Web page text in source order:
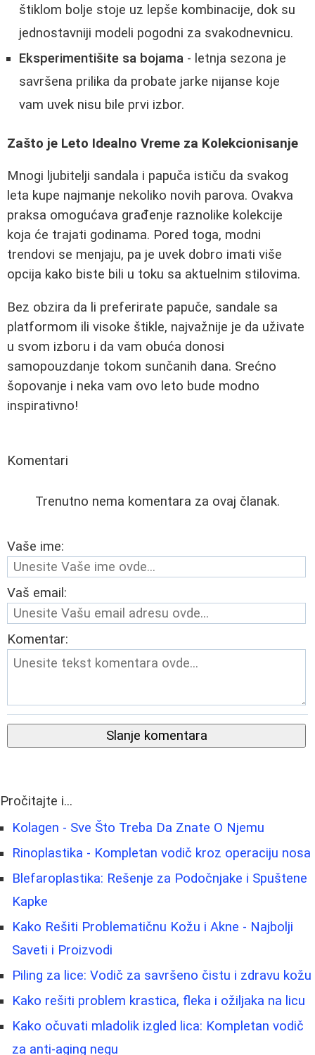
štiklom bolje stoje uz lepše kombinacije, dok su
jednostavniji modeli pogodni za svakodnevnicu.
Eksperimentišite sa bojama - letnja sezona je
savršena prilika da probate jarke nijanse koje
vam uvek nisu bile prvi izbor.
Zašto je Leto Idealno Vreme za Kolekcionisanje
Mnogi ljubitelji sandala i papuča ističu da svakog
leta kupe najmanje nekoliko novih parova. Ovakva
praksa omogućava građenje raznolike kolekcije
koja će trajati godinama. Pored toga, modni
trendovi se menjaju, pa je uvek dobro imati više
opcija kako biste bili u toku sa aktuelnim stilovima.
Bez obzira da li preferirate papuče, sandale sa
platformom ili visoke štikle, najvažnije je da uživate
u svom izboru i da vam obuća donosi
samopouzdanje tokom sunčanih dana. Srećno
šopovanje i neka vam ovo leto bude modno
inspirativno!
Komentari
Trenutno nema komentara za ovaj članak.
Vaše ime:
Vaš email:
Komentar:
Slanje komentara
Pročitajte i...
Kolagen - Sve Što Treba Da Znate O Njemu
Rinoplastika - Kompletan vodič kroz operaciju nosa
Blefaroplastika: Rešenje za Podočnjake i Spuštene
Kapke
Kako Rešiti Problematičnu Kožu i Akne - Najbolji
Saveti i Proizvodi
Piling za lice: Vodič za savršeno čistu i zdravu kožu
Kako rešiti problem krastica, fleka i ožiljaka na licu
Kako očuvati mladolik izgled lica: Kompletan vodič
za anti-aging negu